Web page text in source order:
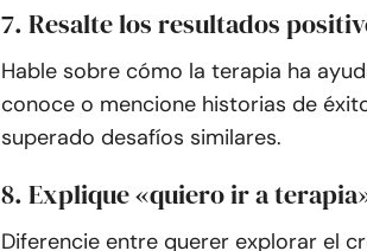
7. Resalte los resultados
Hable sobre cómo la terapia ha
conoce o mencione historias de
superado desafíos similares.
8. Explique «quiero ir a
Diferencie entre querer explorar el